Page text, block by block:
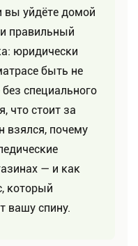
вы уйдёте домой
правильный
юридически
быть не
специального
что стоит за
взялся, почему
— и как
который
вашу спину.